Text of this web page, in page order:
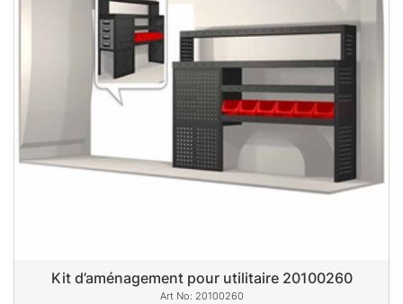
Kit d’aménagement pour utilitaire 20100260
20100260